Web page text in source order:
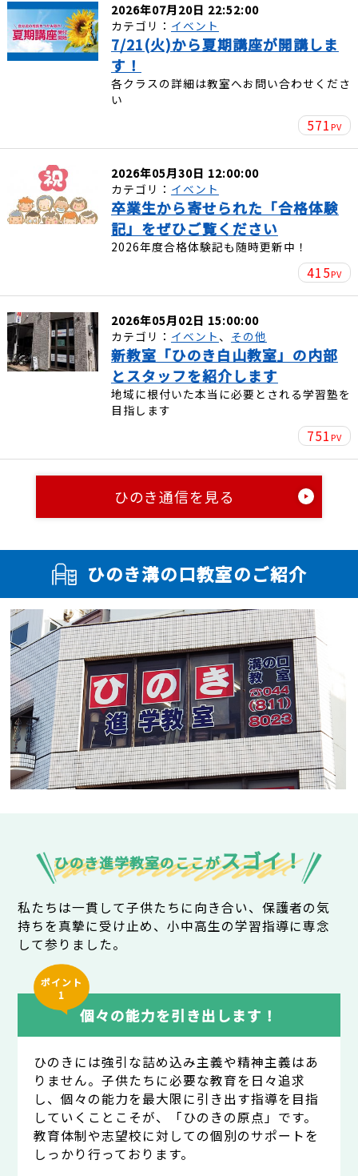
2026年07月20日 22:52:00
カテゴリ： イベント
7/21(火)から夏期講座が開講しま
す！
各クラスの詳細は教室へお問い合わせくださ
い
571PV
2026年05月30日 12:00:00
カテゴリ： イベント
卒業生から寄せられた「合格体験
記」をぜひご覧ください
2026年度合格体験記も随時更新中！
415PV
2026年05月02日 15:00:00
カテゴリ： イベント 、 その他
新教室「ひのき白山教室」の内部
とスタッフを紹介します
地域に根付いた本当に必要とされる学習塾を
目指します
751PV
ひのき通信を見る
ひのき溝の口教室のご紹介
ひのき進学教室のここがスゴイ！
私たちは一貫して子供たちに向き合い、保護者の気
持ちを真摯に受け止め、小中高生の学習指導に専念
して参りました。
ポイント
1
個々の能力を引き出します！
ひのきには強引な詰め込み主義や精神主義はあ
りません。子供たちに必要な教育を日々追求
し、個々の能力を最大限に引き出す指導を目指
していくことこそが、「ひのきの原点」です。
教育体制や志望校に対しての個別のサポートを
しっかり行っております。